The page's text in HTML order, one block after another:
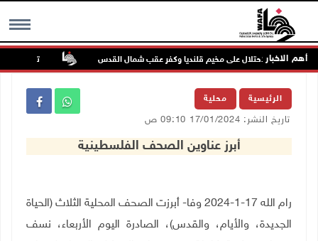
MENU أهم الاخبار تواصل
الرئيسية محلية
تاريخ النشر: 17/01/2024 09:10 ص
أبرز عناوين الصحف الفلسطينية
رام الله 17-1-2024 وفا- أبرزت الصحف المحلية الثلاث (الحياة
الجديدة، والأيام، والقدس)، الصادرة اليوم الأربعاء، نسف